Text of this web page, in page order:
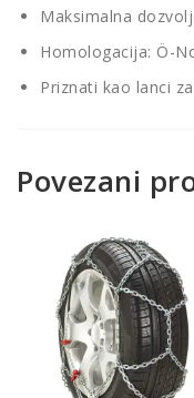
Maksimalna
Homologacija: Ö-
Priznati kao lanci
Povezani